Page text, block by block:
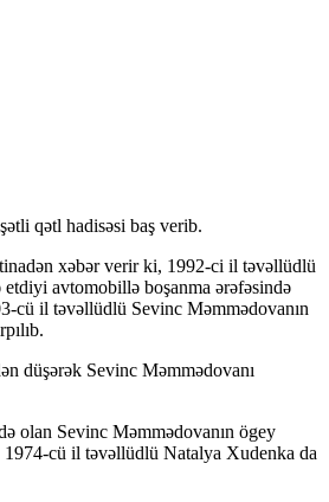
qətl hadisəsi baş verib.
xəbər verir ki, 1992-ci il təvəllüdlü
avtomobillə boşanma ərəfəsində
cü il təvəllüdlü Sevinc Məmmədovanın
düşərək Sevinc Məmmədovanı
olan Sevinc Məmmədovanın ögey
1974-cü il təvəllüdlü Natalya Xudenka da